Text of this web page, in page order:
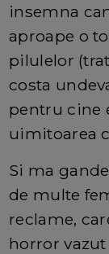
insemna
aproape o
pilulelor
costa
pentru cine
uimitoarea
Si ma
de multe
reclame,
horror